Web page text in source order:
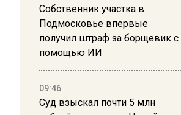
Собственник участка в
Подмосковье впервые
получил штраф за борщевик с
помощью ИИ
09:46
Суд взыскал почти 5 млн